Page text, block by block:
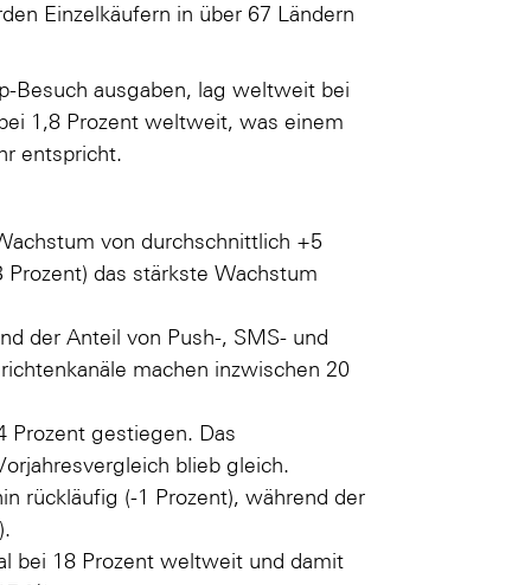
Einzelkäufern in über 67 Ländern
Besuch ausgaben, lag weltweit bei
1,8 Prozent weltweit, was einem
entspricht.
von durchschnittlich +5
das stärkste Wachstum
der Anteil von Push-, SMS- und
machen inzwischen 20
Prozent gestiegen. Das
blieb gleich.
rückläufig (-1 Prozent), während der
bei 18 Prozent weltweit und damit